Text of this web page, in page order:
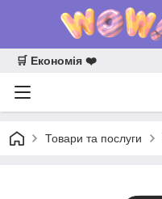
🛒 Економія ❤️
Товари та послуги